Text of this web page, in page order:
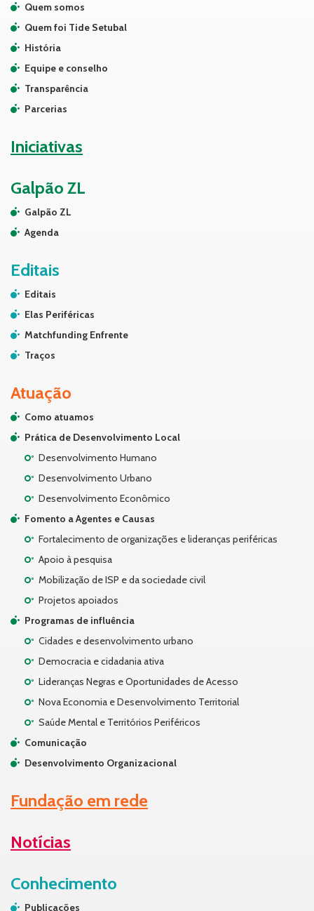
Quem somos
Quem foi Tide Setubal
História
Equipe e conselho
Transparência
Parcerias
Iniciativas
Galpão ZL
Galpão ZL
Agenda
Editais
Editais
Elas Periféricas
Matchfunding Enfrente
Traços
Atuação
Como atuamos
Prática de Desenvolvimento Local
Desenvolvimento Humano
Desenvolvimento Urbano
Desenvolvimento Econômico
Fomento a Agentes e Causas
Fortalecimento de organizações e lideranças periféricas
Apoio à pesquisa
Mobilização de ISP e da sociedade civil
Projetos apoiados
Programas de influência
Cidades e desenvolvimento urbano
Democracia e cidadania ativa
Lideranças Negras e Oportunidades de Acesso
Nova Economia e Desenvolvimento Territorial
Saúde Mental e Territórios Periféricos
Comunicação
Desenvolvimento Organizacional
Fundação em rede
Notícias
Conhecimento
Publicações